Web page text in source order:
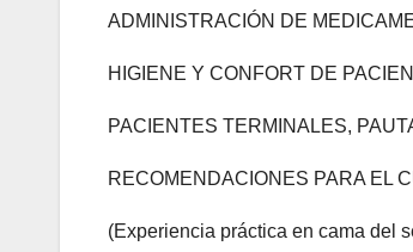
ADMINISTRACIÓN DE
HIGIENE Y CONFORT DE
PACIENTES TERMINALES,
RECOMENDACIONES PARA EL
(Experiencia práctica en cama del